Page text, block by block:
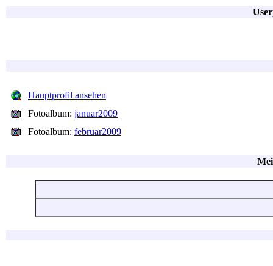
Hauptprofil ansehen
Fotoalbum: januar2009
Fotoalbum: februar2009